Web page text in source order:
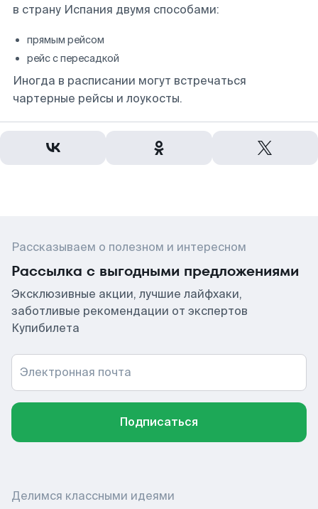
в страну Испания двумя способами:
прямым рейсом
рейс с пересадкой
Иногда в расписании могут встречаться
чартерные рейсы и лоукосты.
Рассказываем о полезном и интересном
Рассылка с выгодными предложениями
Эксклюзивные акции, лучшие лайфхаки,
заботливые рекомендации от экспертов
Купибилета
Электронная почта
Подписаться
Делимся классными идеями